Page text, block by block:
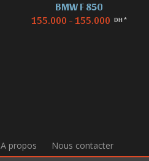
BMW F 850
155.000 - 155.000 DH *
A propos Nous contacter